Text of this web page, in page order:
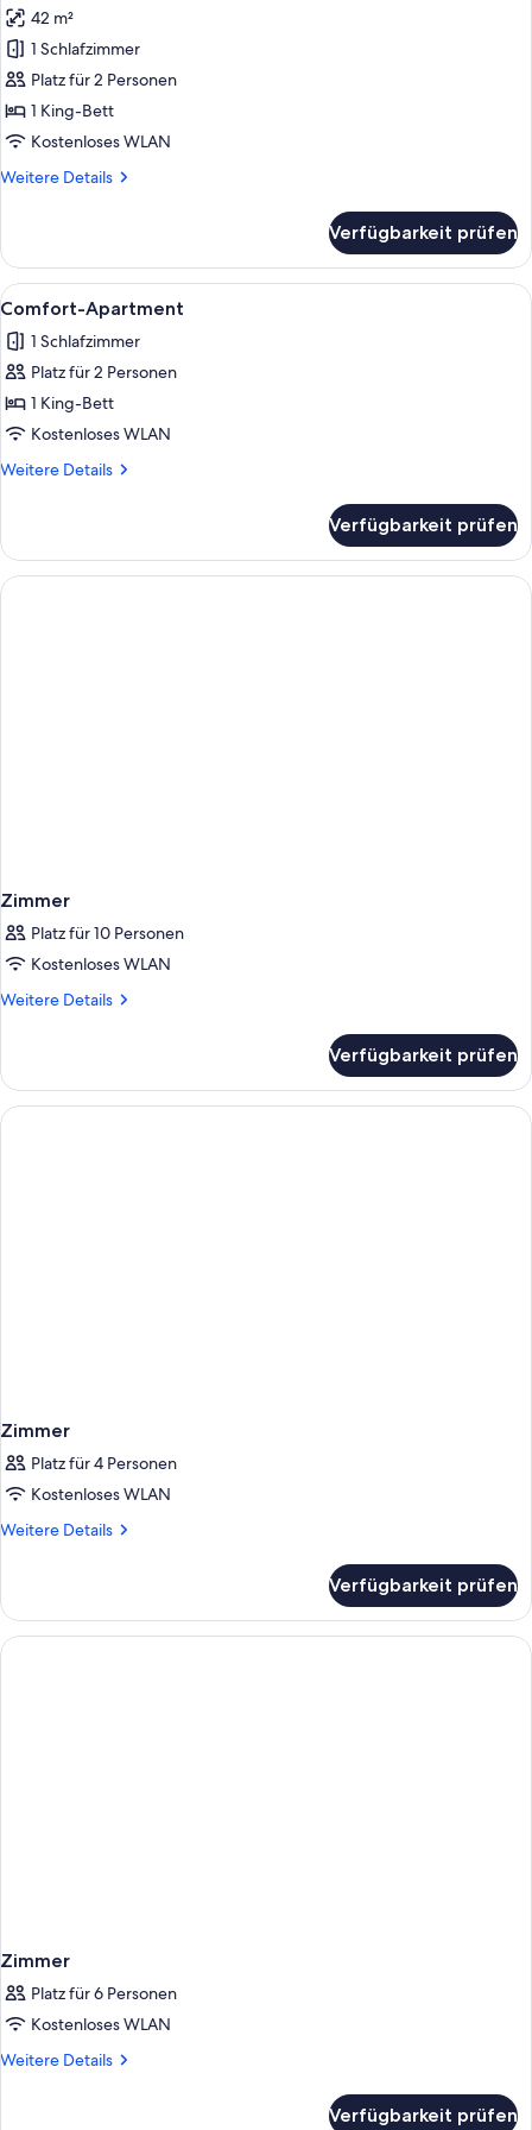
Bath
für
The
Nest,
1
King
1
42 m²
1 Schlafzimmer
Platz für 2 Personen
1 King-Bett
Kostenloses WLAN
Weitere Details
Weitere
Nest,
King
Bath
Verfügbarkeit prüfen
Alle
Fotos
für
Comfort-
Apartment
anzeigen
Ein Schlafzimmer mit Bett,
9
Comfort-Apartment
1 Schlafzimmer
Platz für 2 Personen
1 King-Bett
Kostenloses WLAN
Weitere Details
Weitere
Apartment
Verfügbarkeit prüfen
Zimmer
Platz für 10 Personen
Kostenloses WLAN
Weitere Details
Weitere
Verfügbarkeit prüfen
Zimmer
Platz für 4 Personen
Kostenloses WLAN
Weitere Details
Weitere
Verfügbarkeit prüfen
Zimmer
Platz für 6 Personen
Kostenloses WLAN
Weitere Details
Weitere
Verfügbarkeit prüfen